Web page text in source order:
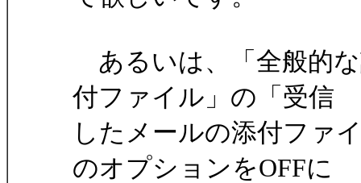
あるいは、「全般的
付ファイル」の「受信
したメールの添付ファ
のオプションをOFFに